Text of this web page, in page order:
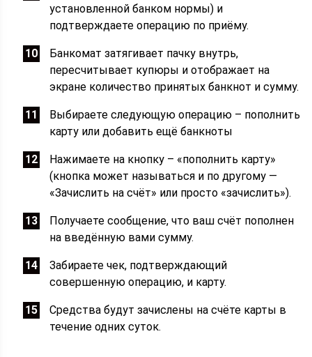
установленной банком нормы) и
подтверждаете операцию по приёму.
Банкомат затягивает пачку внутрь,
пересчитывает купюры и отображает на
экране количество принятых банкнот и сумму.
Выбираете следующую операцию – пополнить
карту или добавить ещё банкноты
Нажимаете на кнопку – «пополнить карту»
(кнопка может называться и по другому —
«Зачислить на счёт» или просто «зачислить»).
Получаете сообщение, что ваш счёт пополнен
на введённую вами сумму.
Забираете чек, подтверждающий
совершенную операцию, и карту.
Средства будут зачислены на счёте карты в
течение одних суток.